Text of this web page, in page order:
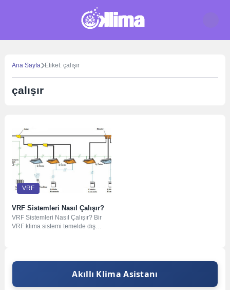
Ana Sayfa Etiket: çalışır
çalışır
VRF
VRF Sistemleri Nasıl Çalışır?
VRF Sistemleri Nasıl Çalışır? Bir
VRF klima sistemi temelde dış
Akıllı Klima Asistanı